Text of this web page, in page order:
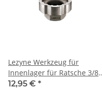
Lezyne Werkzeug für
Innenlager für Ratsche 3/8"
Nickel
12,95 € *